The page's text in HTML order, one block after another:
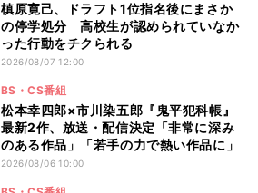
槙原寛己、ドラフト1位指名後にまさか
の停学処分 高校生が認められていなか
った行動をチクられる
2026/08/07 12:00
BS・CS番組
松本幸四郎×市川染五郎『鬼平犯科帳』
最新2作、放送・配信決定「非常に深み
のある作品」「若手の力で熱い作品に」
2026/08/06 10:00